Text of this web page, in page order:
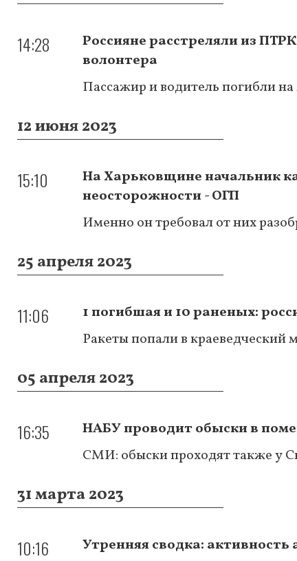
14:28
Россияне расстреляли из
волонтера
Пассажир и водитель погибли на
12 июня 2023
15:10
На Харьковщине начальник
неосторожности - ОГП
Именно он требовал от них
25 апреля 2023
11:06
1 погибшая и 10 раненых:
Ракеты попали в краеведческий
05 апреля 2023
16:35
НАБУ проводит обыски в
СМИ: обыски проходят также у
31 марта 2023
10:16
Утренняя сводка: активность